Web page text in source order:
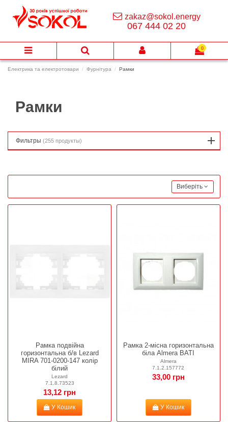
Електрика та електротовари Фурнітура Рамки
Рамки
Виберіть
Рамка подвійна
горизонтальна б/в Lezard
MIRA 701-0200-147 колір
білий
Lezard
7.1.8.73523
13,12 грн
У Кошик
Рамка 2-місна горизонтальна
біла Almera BATI
Almera
7.1.2.157772
33,00 грн
У Кошик
Фильтры (255 продукты)
zakaz@sokol.energy
067 444 02 20
0